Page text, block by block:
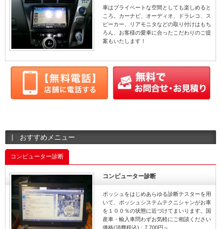
車はプライベートな空間としても楽しめると
ころ。カーナビ、オーディオ、ドラレコ、ス
ピーカー、リアモニタなどの取り付けはもち
ろん、お客様の愛車に合ったこだわりのご提
案もいたします！
おすすめメニュー
コンピューター診断
コンピューター診断
ボッシュをはじめあらゆる診断テスターを用
いて、ボッシュシステムテクニシャンがお車
を１００％の状態に近づけてまいります。国
産車・輸入車問わずお気軽にご相談ください
価格(消費税込)：7,700円～